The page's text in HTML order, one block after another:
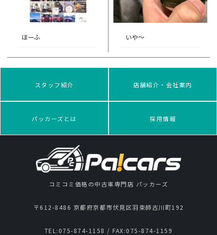
ほーふ いや〜
スタッフ紹介 店舗紹介・会社案内
パッカーズとは 採用情報
コミコミ価格の中古車専門店 パッカーズ
〒612-8486 京都府京都市伏見区羽束師古川町192
TEL: 075-874-1158 / FAX:075-874-1159